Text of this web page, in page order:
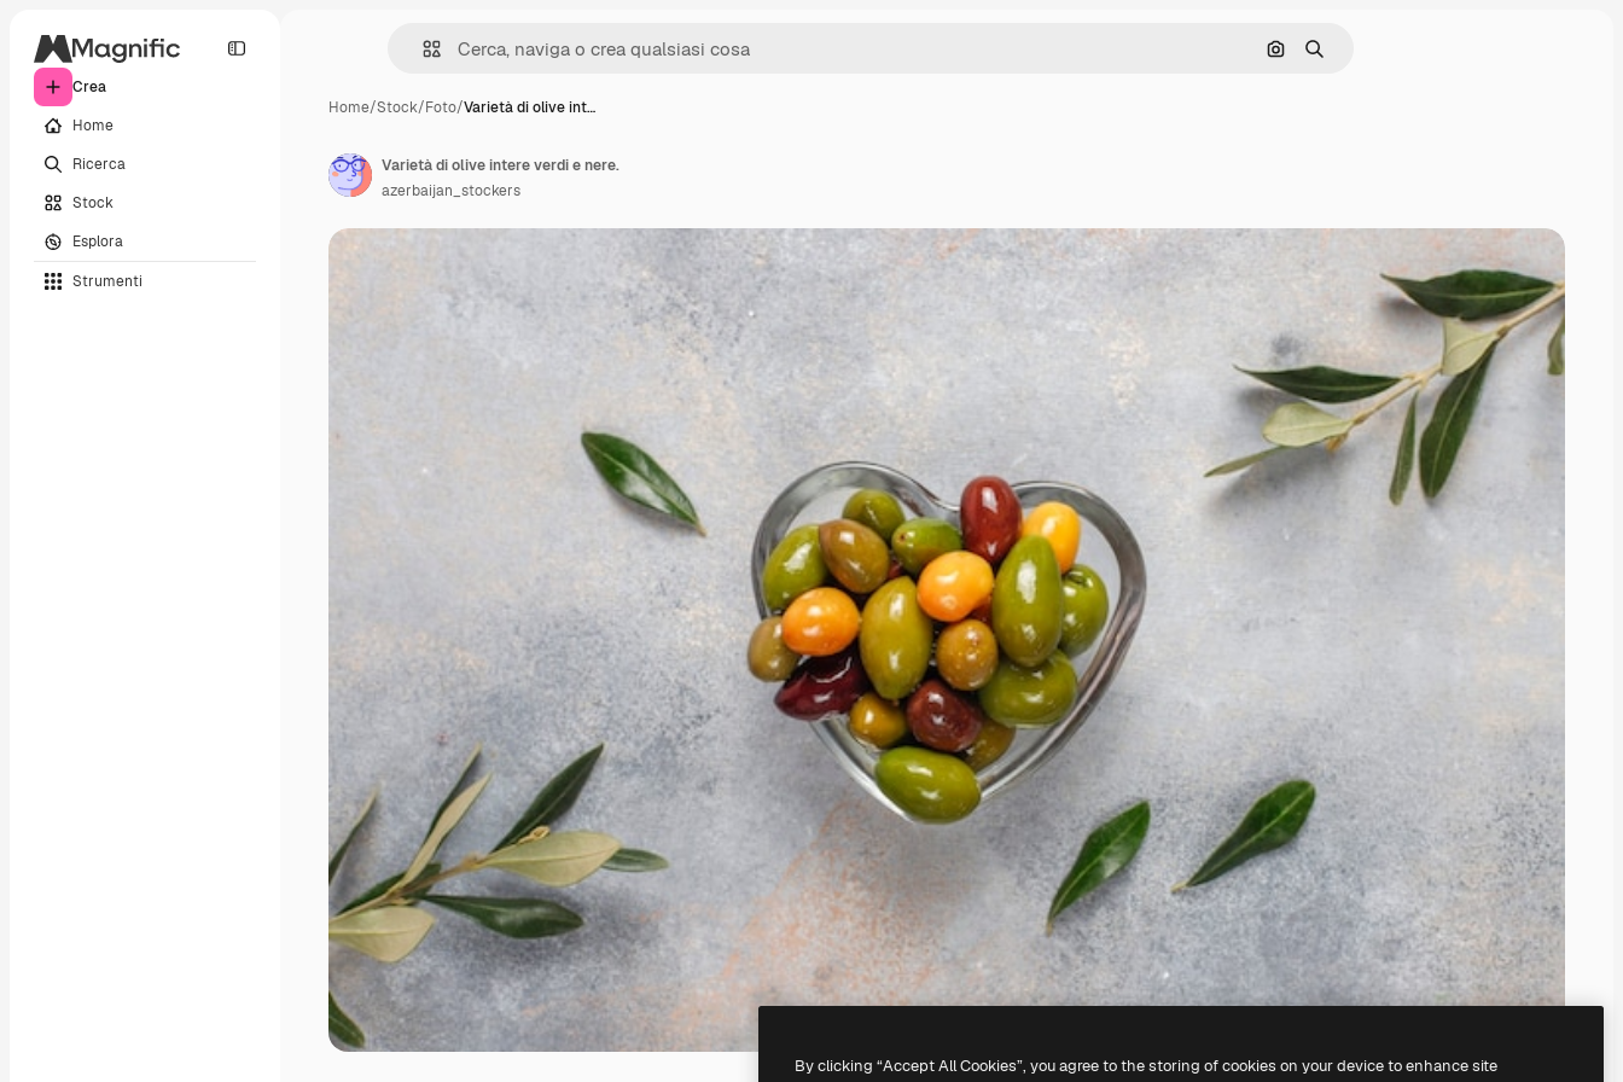
Crea
Home
Ricerca
Stock
Esplora
Strumenti
Cerca per immagine
Ricerca
Home/Stock/Foto/Varietà di olive int…
Varietà di olive intere verdi e nere.
azerbaijan_stockers
By clicking “Accept All Cookies”, you agree to the storing of cookies on your device to enhance site